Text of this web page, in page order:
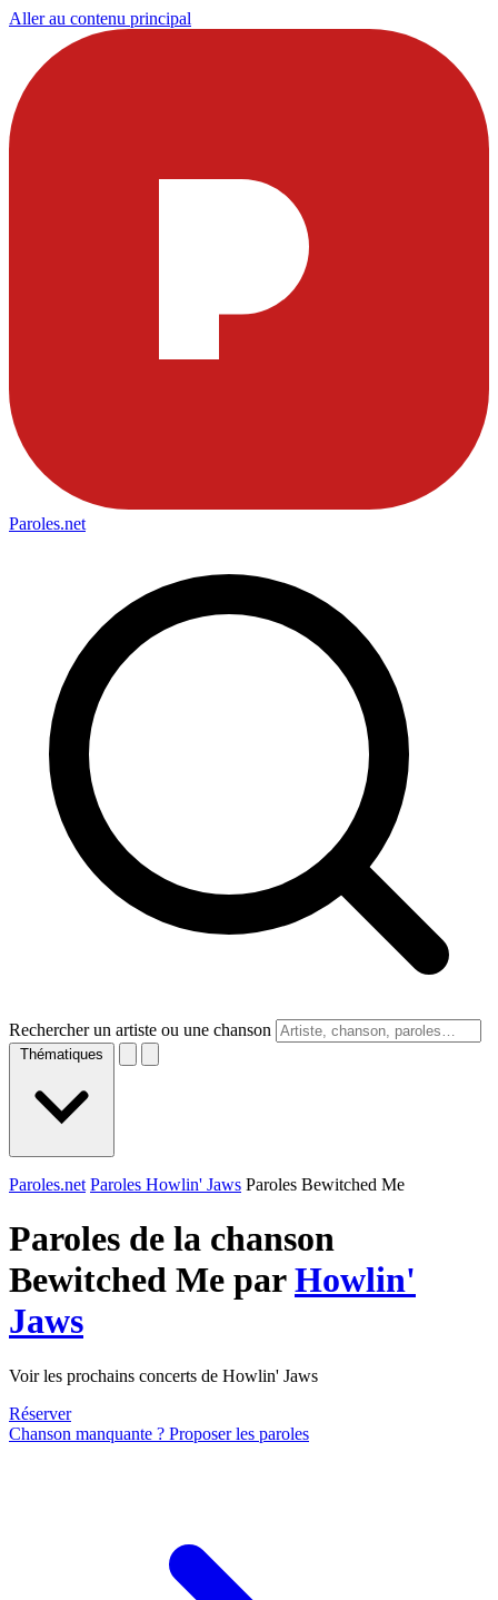
Aller au contenu principal
Paroles.net
Rechercher un artiste ou une chanson
Thématiques
Paroles.net Paroles Howlin' Jaws Paroles Bewitched Me
Paroles de la chanson
Bewitched Me parHowlin'
Jaws
Voir les prochains concerts de Howlin' Jaws
Réserver
Chanson manquante ? Proposer les paroles